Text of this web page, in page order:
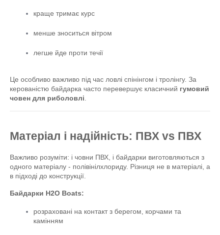
краще тримає курс
менше зноситься вітром
легше йде проти течії
Це особливо важливо під час ловлі спінінгом і тролінгу. За
керованістю байдарка часто перевершує класичний гумовий
човен для риболовлі
Матеріал і надійність: ПВХ vs ПВХ
Важливо розуміти: і човни ПВХ, і байдарки виготовляються з
одного матеріалу - полівінілхлориду. Різниця не в матеріалі, а
в підході до конструкції.
Байдарки H2O Boats:
розраховані на контакт з берегом, корчами та
камінням